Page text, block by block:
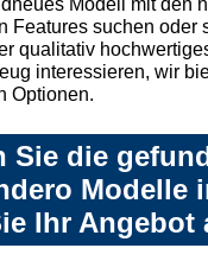
Modell mit den
Features suchen oder
qualitativ
interessieren, wir
Optionen.
Sie die
Modelle
Ihr Angebot